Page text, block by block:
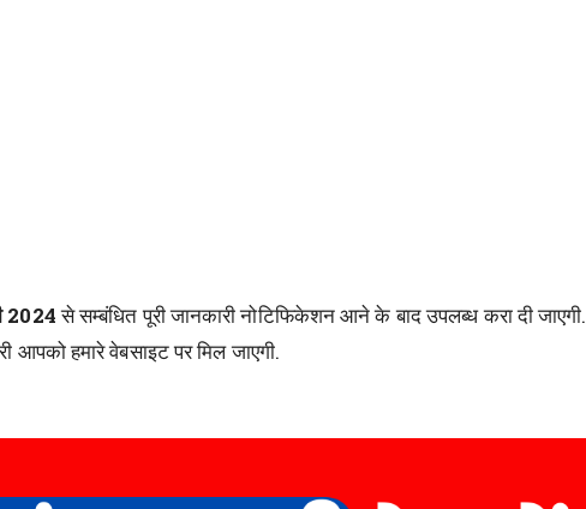
2024से सम्बंधित पूरी जानकारी नोटिफिकेशन आने के बाद उपलब्ध करा दी जाएगी.
आपको हमारे वेबसाइट पर मिल जाएगी.